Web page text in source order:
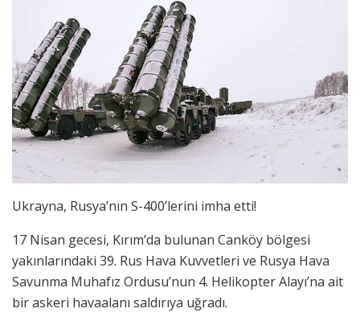
Ukrayna, Rusya’nın S-400’lerini imha etti!
17 Nisan gecesi, Kırım’da bulunan Canköy bölgesi
yakınlarındaki 39. Rus Hava Kuvvetleri ve Rusya Hava
Savunma Muhafız Ordusu’nun 4. Helikopter Alayı’na ait
bir askeri havaalanı saldırıya uğradı.